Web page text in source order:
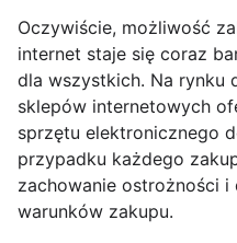
Oczywiście, możliwość
internet staje się coraz
dla wszystkich. Na rynku
sklepów internetowych
sprzętu elektronicznego
przypadku każdego
zachowanie ostrożności i
warunków zakupu.